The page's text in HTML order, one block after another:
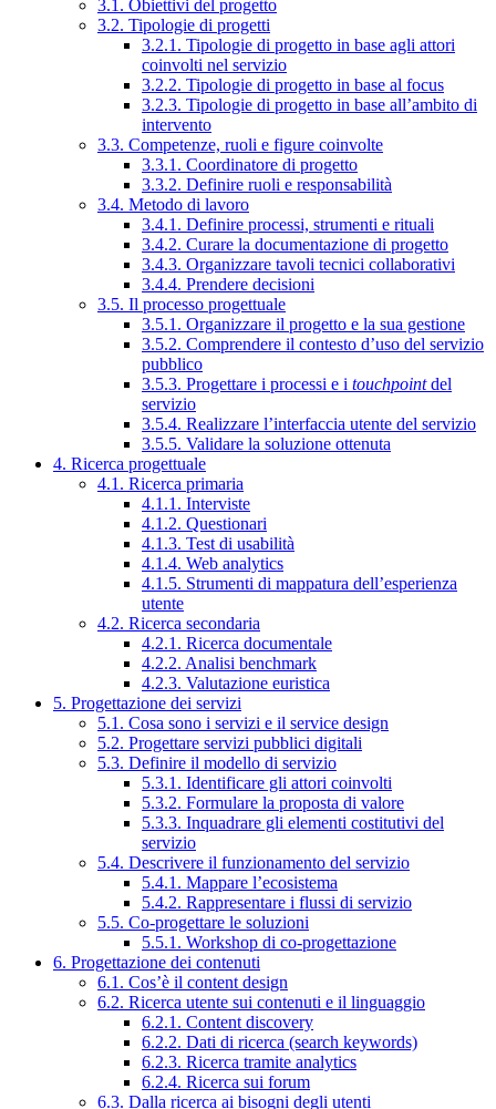
3.1. Obiettivi del progetto
3.2. Tipologie di progetti
3.2.1. Tipologie di progetto in base agli attori
coinvolti nel servizio
3.2.2. Tipologie di progetto in base al focus
3.2.3. Tipologie di progetto in base all’ambito di
intervento
3.3. Competenze, ruoli e figure coinvolte
3.3.1. Coordinatore di progetto
3.3.2. Definire ruoli e responsabilità
3.4. Metodo di lavoro
3.4.1. Definire processi, strumenti e rituali
3.4.2. Curare la documentazione di progetto
3.4.3. Organizzare tavoli tecnici collaborativi
3.4.4. Prendere decisioni
3.5. Il processo progettuale
3.5.1. Organizzare il progetto e la sua gestione
3.5.2. Comprendere il contesto d’uso del servizio
pubblico
3.5.3. Progettare i processi e i touchpointdel
servizio
3.5.4. Realizzare l’interfaccia utente del servizio
3.5.5. Validare la soluzione ottenuta
4. Ricerca progettuale
4.1. Ricerca primaria
4.1.1. Interviste
4.1.2. Questionari
4.1.3. Test di usabilità
4.1.4. Web analytics
4.1.5. Strumenti di mappatura dell’esperienza
utente
4.2. Ricerca secondaria
4.2.1. Ricerca documentale
4.2.2. Analisi benchmark
4.2.3. Valutazione euristica
5. Progettazione dei servizi
5.1. Cosa sono i servizi e il service design
5.2. Progettare servizi pubblici digitali
5.3. Definire il modello di servizio
5.3.1. Identificare gli attori coinvolti
5.3.2. Formulare la proposta di valore
5.3.3. Inquadrare gli elementi costitutivi del
servizio
5.4. Descrivere il funzionamento del servizio
5.4.1. Mappare l’ecosistema
5.4.2. Rappresentare i flussi di servizio
5.5. Co-progettare le soluzioni
5.5.1. Workshop di co-progettazione
6. Progettazione dei contenuti
6.1. Cos’è il content design
6.2. Ricerca utente sui contenuti e il linguaggio
6.2.1. Content discovery
6.2.2. Dati di ricerca (search keywords)
6.2.3. Ricerca tramite analytics
6.2.4. Ricerca sui forum
6.3. Dalla ricerca ai bisogni degli utenti